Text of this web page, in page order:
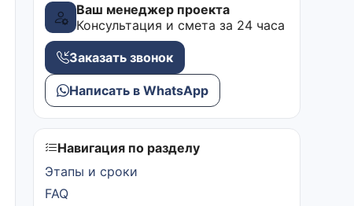
Ваш менеджер проекта
Консультация и смета за 24 часа
Заказать звонок
Написать в WhatsApp
Навигация по разделу
Этапы и сроки
FAQ